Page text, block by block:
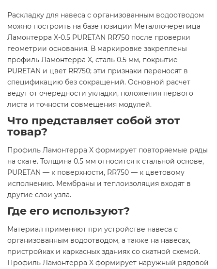
Раскладку для навеса с организованным водоотводом
можно построить на базе позиции Металлочерепица
Ламонтерра X-0.5 PURETAN RR750 после проверки
геометрии основания. В маркировке закреплены
профиль Ламонтерра X, сталь 0.5 мм, покрытие
PURETAN и цвет RR750; эти признаки переносят в
спецификацию без сокращений. Основной расчет
ведут от очередности укладки, положения первого
листа и точности совмещения модулей.
Что представляет собой этот
товар?
Профиль Ламонтерра X формирует повторяемые ряды
на скате. Толщина 0.5 мм относится к стальной основе,
PURETAN — к поверхности, RR750 — к цветовому
исполнению. Мембраны и теплоизоляция входят в
другие слои узла.
Где его используют?
Материал применяют при устройстве навеса с
организованным водоотводом, а также на навесах,
пристройках и каркасных зданиях со скатной схемой.
Профиль Ламонтерра X формирует наружный рядовой